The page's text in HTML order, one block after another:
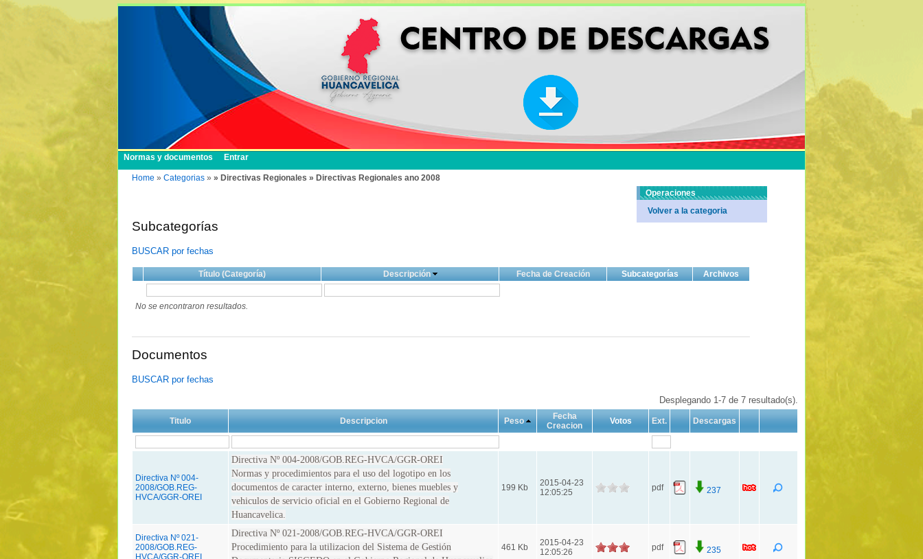
Normas y documentos Entrar
Home » Categorias » » Directivas Regionales » Directivas Regionales ano 2008
Subcategorías
BUSCAR por fechas
Título (Categoría) Descripción Fecha de Creación Subcategorías Archivos
No se encontraron resultados.
Documentos
BUSCAR por fechas
Desplegando 1-7 de 7 resultado(s).
Titulo Descripcion Peso
Fecha
Creacion
Votos Ext. Descargas
Directiva Nº 004-
2008/GOB.REG-
HVCA/GGR-OREI
Directiva Nº 004-2008/GOB.REG-HVCA/GGR-OREI
Normas y procedimientos para el uso del logotipo en los
documentos de caracter interno, externo, bienes muebles y
vehiculos de servicio oficial en el Gobierno Regional de
Huancavelica.
199 Kb
2015-04-23
12:05:25
pdf 237
Directiva Nº 021-
2008/GOB.REG-
HVCA/GGR-OREI
Directiva Nº 021-2008/GOB.REG-HVCA/GGR-OREI
Procedimiento para la utilizacion del Sistema de Gestión
461 Kb
2015-04-23
12:05:26
pdf 235
Operaciones
Volver a la categoria